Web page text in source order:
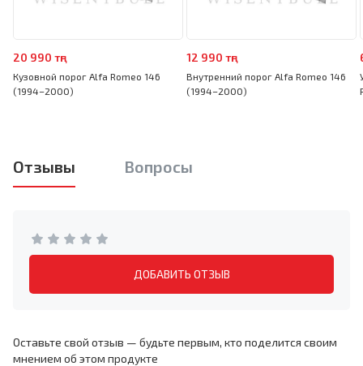
20 990 тңг
Кузовной порог Alfa Romeo 146
(1994–2000)
12 990 тңг
Внутренний порог Alfa Romeo 146
(1994–2000)
Отзывы Вопросы
ДОБАВИТЬ ОТЗЫВ
Оставьте свой отзыв — будьте первым, кто поделится своим
мнением об этом продукте